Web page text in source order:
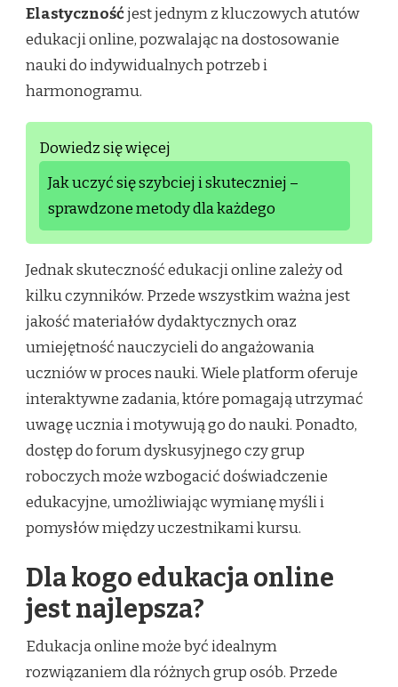
Elastycznośćjest jednym z kluczowych atutów
edukacji online, pozwalając na dostosowanie
nauki do indywidualnych potrzeb i
harmonogramu.
Dowiedz się więcej
Jak uczyć się szybciej i skuteczniej –
sprawdzone metody dla każdego
Jednak skuteczność edukacji online zależy od
kilku czynników. Przede wszystkim ważna jest
jakość materiałów dydaktycznych oraz
umiejętność nauczycieli do angażowania
uczniów w proces nauki. Wiele platform oferuje
interaktywne zadania, które pomagają utrzymać
uwagę ucznia i motywują go do nauki. Ponadto,
dostęp do forum dyskusyjnego czy grup
roboczych może wzbogacić doświadczenie
edukacyjne, umożliwiając wymianę myśli i
pomysłów między uczestnikami kursu.
Dla kogo edukacja online
jest najlepsza?
Edukacja online może być idealnym
rozwiązaniem dla różnych grup osób. Przede